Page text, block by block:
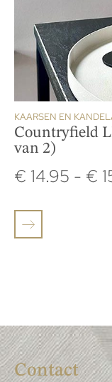
KAARSEN EN
Countryfield
van 2)
€ 14.95 - €
Contact